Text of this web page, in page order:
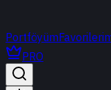
Portföyüm
PRO